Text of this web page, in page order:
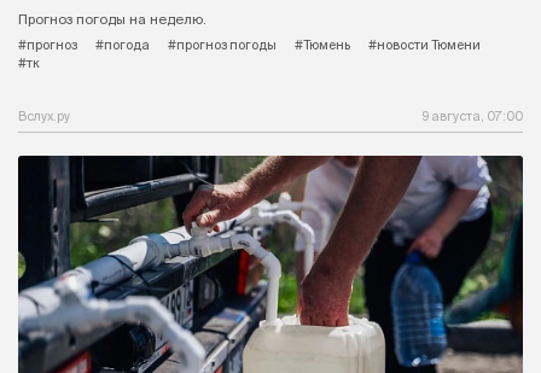
Прогноз погоды на неделю.
#прогноз
#погода #прогноз погоды #Тюмень
#новости Тюмени
#тк
Вслух.ру 9 августа, 07:00